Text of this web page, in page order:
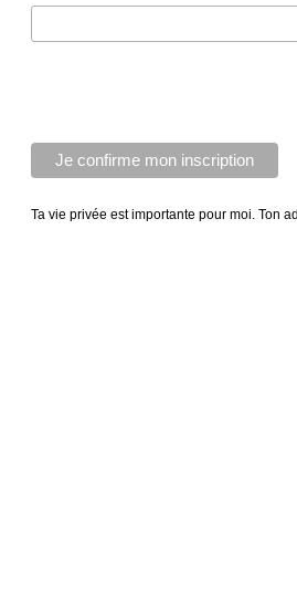
Ta vie privée est importante pour moi. Ton